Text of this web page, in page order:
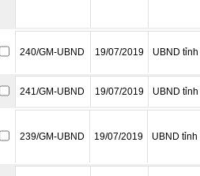
240/GM-UBND 19/07/2019 UBND tỉnh
241/GM-UBND 19/07/2019 UBND tỉnh
239/GM-UBND 19/07/2019 UBND tỉnh